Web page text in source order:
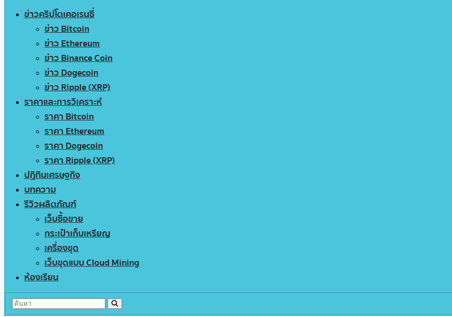
ข่าวคริปโตเคอเรนซี่
ข่าว Bitcoin
ข่าว Ethereum
ข่าว Binance Coin
ข่าว Dogecoin
ข่าว Ripple (XRP)
ราคาและการวิเคราะห์
ราคา Bitcoin
ราคา Ethereum
ราคา Dogecoin
ราคา Ripple (XRP)
ปฏิทินเศรษฐกิจ
บทความ
รีวิวผลิตภัณฑ์
เว็บซื้อขาย
กระเป๋าเก็บเหรียญ
เครื่องขุด
เว็บขุดแบบ Cloud Mining
ห้องเรียน